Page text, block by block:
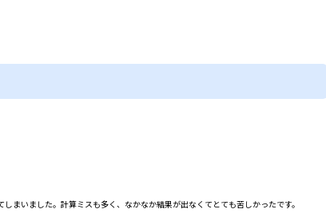
いました。計算ミスも多く、なかなか結果が出なくてとても苦しかったです。